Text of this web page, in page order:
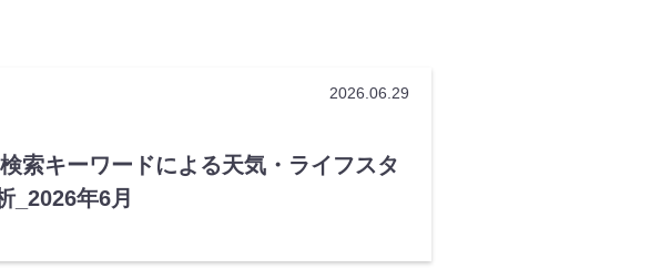
2026.06.29
索キーワードによる天気・ライフスタ
_2026年6月